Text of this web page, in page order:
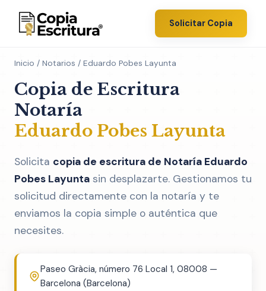
Solicitar Copia
Inicio / Notarios / Eduardo Pobes Layunta
Copia de Escritura
Notaría
Eduardo Pobes Layunta
Solicita copia de escritura de Notaría Eduardo
Pobes Layunta sin desplazarte. Gestionamos tu
solicitud directamente con la notaría y te
enviamos la copia simple o auténtica que
necesites.
Paseo Gràcia, número 76 Local 1, 08008 —
Barcelona (Barcelona)